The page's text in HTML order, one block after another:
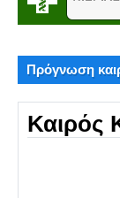
Πρόγνωση
Καιρός